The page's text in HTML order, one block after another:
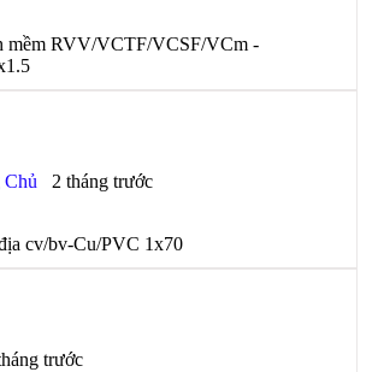
mềm RVV/VCTF/VCSF/VCm -
Chủ 2 tháng trước
cv/bv-Cu/PVC 1x70
trước